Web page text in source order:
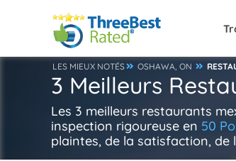
LES MIEUX NOTÉS OSHAWA, ON
3 Meilleurs
Les 3 meilleurs restaurants
inspection rigoureuse en 50
plaintes, de la satisfaction, de